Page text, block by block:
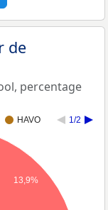
de
percentage
HAVO 1/2
13,9%